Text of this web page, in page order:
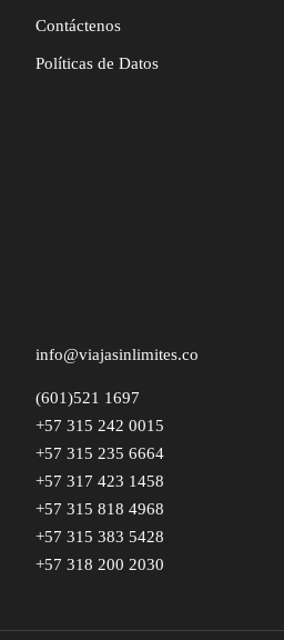
Contáctenos
Políticas de Datos
info@viajasinlimites.co
(601)521 1697
+57 315 242 0015
+57 315 235 6664
+57 317 423 1458
+57 315 818 4968
+57 315 383 5428
+57 318 200 2030